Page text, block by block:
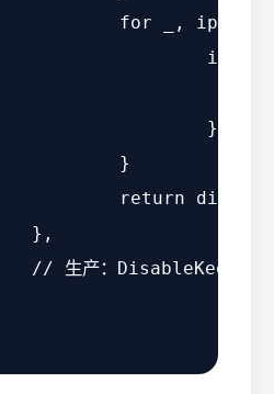
for _, ipa :=
if
return
// 生产：